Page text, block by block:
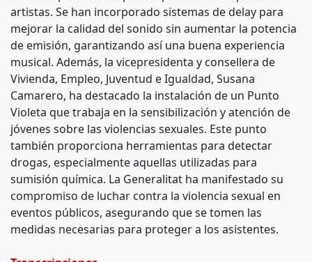
artistas. Se han incorporado sistemas de delay para
mejorar la calidad del sonido sin aumentar la potencia
de emisión, garantizando así una buena experiencia
musical. Además, la vicepresidenta y consellera de
Vivienda, Empleo, Juventud e Igualdad, Susana
Camarero, ha destacado la instalación de un Punto
Violeta que trabaja en la sensibilización y atención de
jóvenes sobre las violencias sexuales. Este punto
también proporciona herramientas para detectar
drogas, especialmente aquellas utilizadas para
sumisión química. La Generalitat ha manifestado su
compromiso de luchar contra la violencia sexual en
eventos públicos, asegurando que se tomen las
medidas necesarias para proteger a los asistentes.